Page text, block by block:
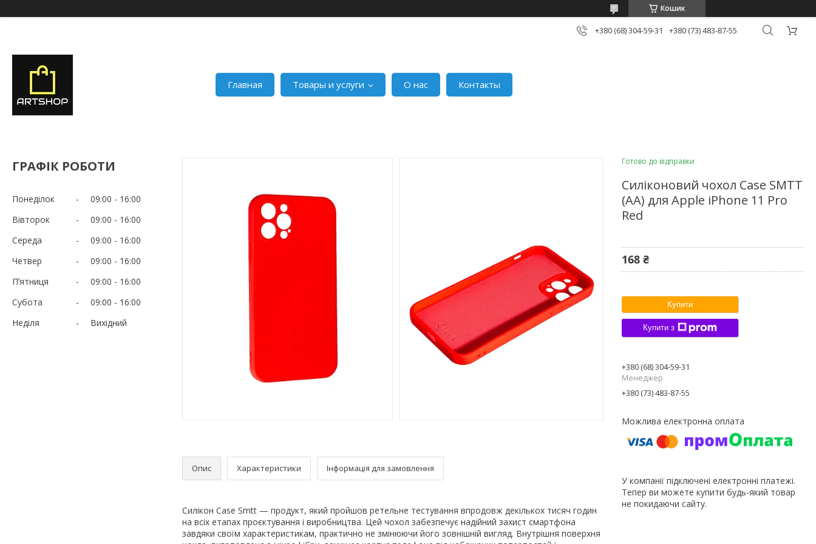
Кошик
+380 (68) 304-59-31 +380 (73) 483-87-55
Главная Товары и услуги О нас Контакты
ГРАФІК РОБОТИ
Понеділок 09:00
16:00
Вівторок
09:00
16:00
Середа
09:00
16:00
Четвер
09:00
16:00
Пʼятниця
09:00
16:00
Субота
09:00
16:00
Неділя
Вихідний
Опис Характеристики Інформація для замовлення
Силікон Case Smtt — продукт, який пройшов ретельне тестування впродовж декількох тисяч годин
на всіх етапах проєктування і виробництва. Цей чохол забезпечує надійний захист смартфона
завдяки своїм характеристикам, практично не змінюючи його зовнішній вигляд. Внутрішня поверхня
Готово до відправки
Силіконовий чохол Case SMTT
(AA) для Apple iPhone 11 Pro
Red
168 ₴
Купити
Купити з
+380 (68) 304-59-31
Менеджер
+380 (73) 483-87-55
У компанії підключені електронні платежі.
Тепер ви можете купити будь-який товар
не покидаючи сайту.